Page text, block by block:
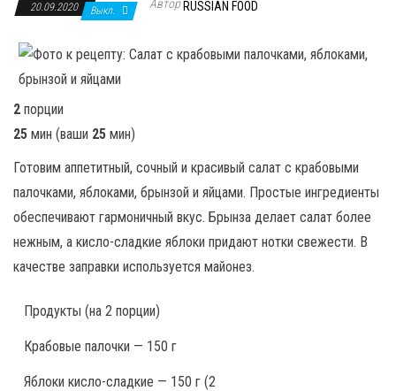
20.09.2020 Выкл. Автор RUSSIAN FOOD
2 порции
25 мин (ваши 25 мин)
Готовим аппетитный, сочный и красивый салат с крабовыми
палочками, яблоками, брынзой и яйцами. Простые ингредиенты
обеспечивают гармоничный вкус. Брынза делает салат более
нежным, а кисло-сладкие яблоки придают нотки свежести. В
качестве заправки используется майонез.
Продукты (на 2 порции)
Крабовые палочки — 150 г
Яблоки кисло-сладкие — 150 г (2